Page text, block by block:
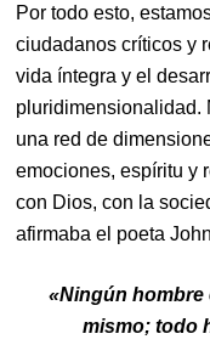
Por todo esto,
ciudadanos críticos y
vida íntegra y el
pluridimensionalidad.
una red de
emociones, espíritu y
con Dios, con la
afirmaba el poeta
«Ningún hombre
mismo; todo